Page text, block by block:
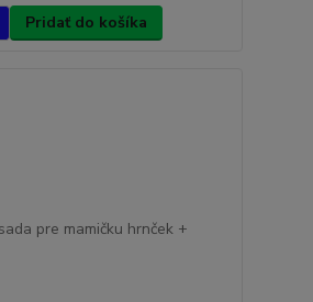
Pridať do košíka